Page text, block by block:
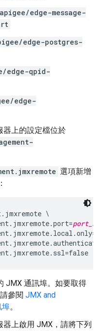
edge-message-
edge-postgres-
edge-qpid-
edge-
器上的設定檔位於
選項新增
\
JMX 通訊埠。如要取得
參閱 JMX and
埠。
上啟用 JMX，請將下列